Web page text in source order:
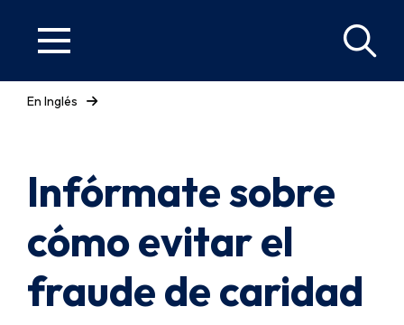
En Inglés
Infórmate sobre
cómo evitar el
fraude de caridad